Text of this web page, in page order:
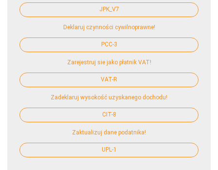
JPK_V7
Deklaruj czynności cywilnoprawne!
PCC-3
Zarejestruj sie jako płatnik VAT!
VAT-R
Zadeklaruj wysokość uzyskanego dochodu!
CIT-8
Zaktualizuj dane podatnika!
UPL-1